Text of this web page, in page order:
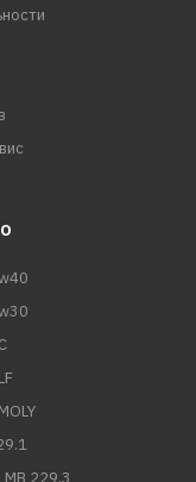
229.3